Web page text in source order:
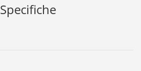
Specifiche